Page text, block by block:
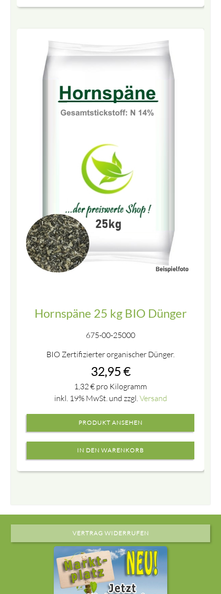
Hornspäne 25 kg BIO Dünger
675-00-25000
BIO Zertifizierter organischer Dünger.
32,95 €
1,32 € pro Kilogramm
inkl. 19% MwSt. und zzgl. Versand
PRODUKT ANSEHEN
VERTRAG WIDERRUFEN